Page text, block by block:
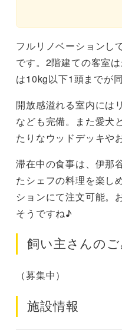
フルリノベーションし
です。2階建ての客室
は10kg以下1頭までが
開放感溢れる室内には
なども完備。また愛犬
たりなウッドデッキや
滞在中の食事は、伊那
たシェフの料理を楽し
ションにて注文可能。
そうですね♪
飼い主さんのご
（募集中）
施設情報